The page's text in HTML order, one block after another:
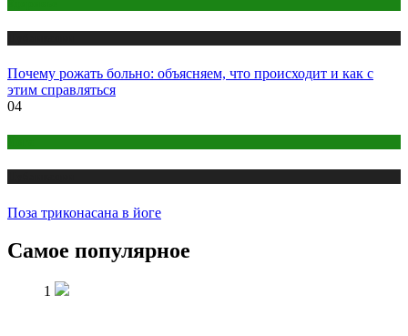
Почему рожать больно: объясняем, что происходит и как с
этим справляться
04
Поза триконасана в йоге
Самое популярное
1